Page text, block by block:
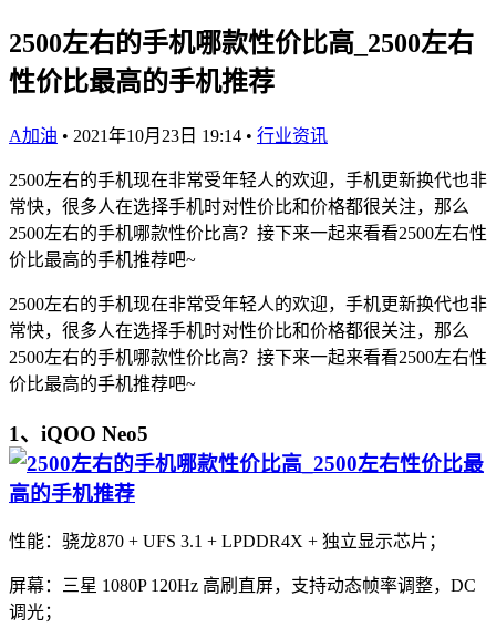
2500左右的手机哪款性价比高_2500左右
性价比最高的手机推荐
A加油 • 2021年10月23日 19:14 • 行业资讯
2500左右的手机现在非常受年轻人的欢迎，手机更新换代也非
常快，很多人在选择手机时对性价比和价格都很关注，那么
2500左右的手机哪款性价比高？接下来一起来看看2500左右性
价比最高的手机推荐吧~
2500左右的手机现在非常受年轻人的欢迎，手机更新换代也非
常快，很多人在选择手机时对性价比和价格都很关注，那么
2500左右的手机哪款性价比高？接下来一起来看看2500左右性
价比最高的手机推荐吧~
1、iQOO Neo5
性能：骁龙870 + UFS 3.1 + LPDDR4X + 独立显示芯片；
屏幕：三星 1080P 120Hz 高刷直屏，支持动态帧率调整，DC
调光；